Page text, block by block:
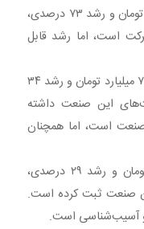
قشکر (قند شیروان) با درآمد ۶۲۴ میلیارد تومان و رشد ۷۳ درصدی،
است، اما رشد قابل
قزوین (قند قزوین) با درآمد یک هزار و ۷۶۴ میلیارد تومان و رشد ۳۴
این صنعت داشته
است، اما همچنان
قجام (قند جام) با درآمد ۸۶۵ میلیارد تومان و رشد ۲۹ درصدی،
صنعت ثبت کرده است.
و آسیب‌شناسی است.